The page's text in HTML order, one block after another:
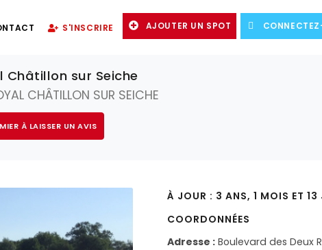
S'INSCRIRE AJOUTER UN SPOT
sur Seiche
CHÂTILLON SUR SEICHE
À LAISSER UN AVIS
À JOUR : 3 ANS, 1 MOIS ET 13
COORDONNÉES
Adresse : Boulevard des Deux